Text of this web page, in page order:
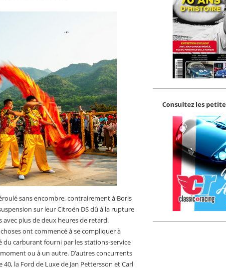
sans encombre, contrairement à Boris
sur leur Citroën DS dû à la rupture
plus de deux heures de retard.
choses ont commencé à se compliquer à
du carburant fourni par les stations-service
ou à un autre. D’autres concurrents
la Ford de Luxe de Jan Pettersson et Carl
Consultez les